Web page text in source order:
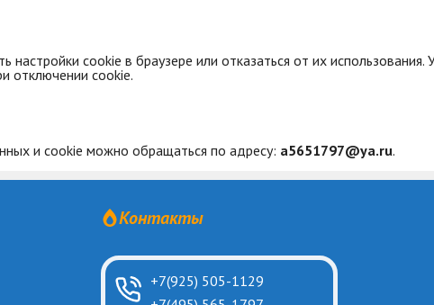
cookie в браузере или отказаться от их использования.
отключении cookie.
и cookie можно обращаться по адресу: a5651797@ya.ru.
Контакты
+7(925) 505-1129